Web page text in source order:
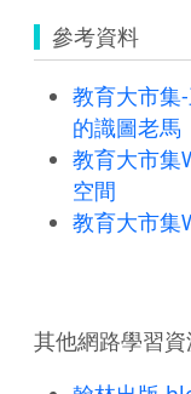
參考資料
教育大市集
的識圖老馬
教育大市集
空間
教育大市集
其他網路學習資